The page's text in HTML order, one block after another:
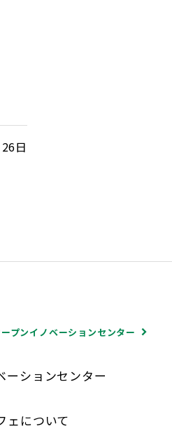
日
プンイノベーションセンター
ーションセンター
ェについて